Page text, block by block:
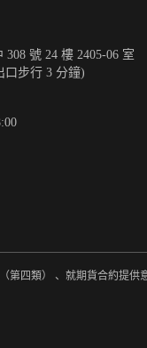
號 24 樓 2405-06 室
口步行 3 分鐘)
四類） 、就期貨合約提